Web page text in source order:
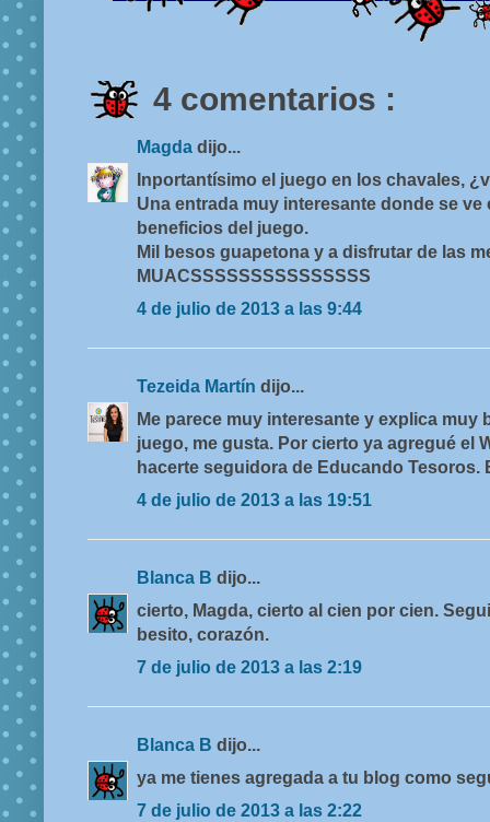
4 comentarios :
Magda dijo...
Inportantísimo el juego en los chavales,
Una entrada muy interesante donde se
beneficios del juego.
Mil besos guapetona y a disfrutar de las
MUACSSSSSSSSSSSSSSS
4 de julio de 2013 a las 9:44
Tezeida Martín dijo...
Me parece muy interesante y explica muy
juego, me gusta. Por cierto ya agregué el
hacerte seguidora de Educando Tesoros.
4 de julio de 2013 a las 19:51
Blanca B dijo...
cierto, Magda, cierto al cien por cien.
besito, corazón.
7 de julio de 2013 a las 2:19
Blanca B dijo...
ya me tienes agregada a tu blog como
7 de julio de 2013 a las 2:22